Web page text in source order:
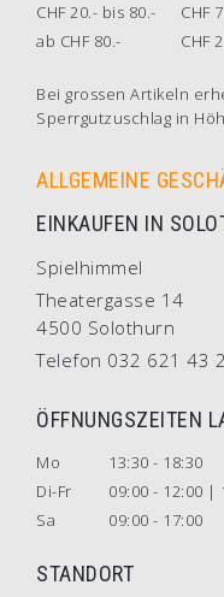
CHF 20.- bis 80.-
CHF
ab CHF 80.-
CHF
Bei grossen Artikeln
Sperrgutzuschlag in
ALLGEMEINE
EINKAUFEN IN
Spielhimmel
Theatergasse 14
4500 Solothurn
Telefon 032 621 43
ÖFFNUNGSZEITEN
Mo
13:30 - 18:30
Di-Fr
09:00 - 12:00 |
Sa
09:00 - 17:00
STANDORT